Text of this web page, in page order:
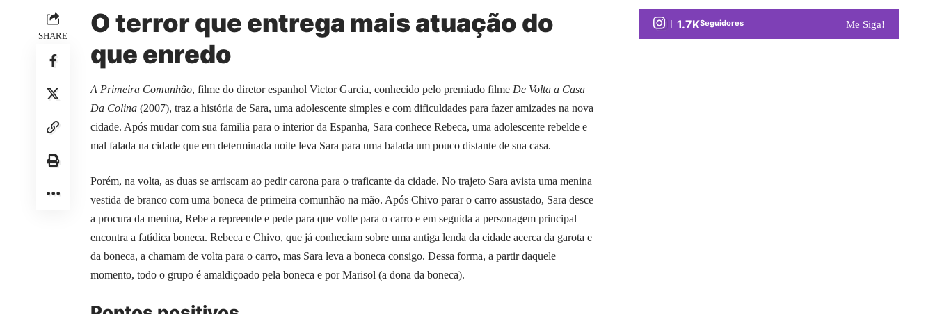
SHARE
O terror que entrega mais atuação do
que enredo
A Primeira Comunhão, filme do diretor espanhol Victor Garcia, conhecido pelo premiado filme De Volta a Casa
Da Colina (2007), traz a história de Sara, uma adolescente simples e com dificuldades para fazer amizades na nova
cidade. Após mudar com sua familia para o interior da Espanha, Sara conhece Rebeca, uma adolescente rebelde e
mal falada na cidade que em determinada noite leva Sara para uma balada um pouco distante de sua casa.
Porém, na volta, as duas se arriscam ao pedir carona para o traficante da cidade. No trajeto Sara avista uma menina
vestida de branco com uma boneca de primeira comunhão na mão. Após Chivo parar o carro assustado, Sara desce
a procura da menina, Rebe a repreende e pede para que volte para o carro e em seguida a personagem principal
encontra a fatídica boneca. Rebeca e Chivo, que já conheciam sobre uma antiga lenda da cidade acerca da garota e
da boneca, a chamam de volta para o carro, mas Sara leva a boneca consigo. Dessa forma, a partir daquele
momento, todo o grupo é amaldiçoado pela boneca e por Marisol (a dona da boneca).
1.7KSeguidores Me Siga!